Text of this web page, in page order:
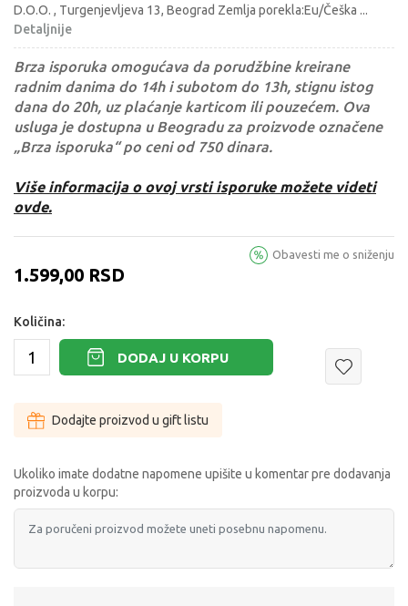
D.O.O. , Turgenjevljeva 13, Beograd Zemlja porekla:Eu/Češka ...
Detaljnije
Brza isporuka omogućava da porudžbine kreirane
radnim danima do 14h i subotom do 13h, stignu istog
dana do 20h, uz plaćanje karticom ili pouzećem. Ova
usluga je dostupna u Beogradu za proizvode označene
„Brza isporuka“ po ceni od 750 dinara.
Više informacija o ovoj vrsti isporuke možete videti
ovde.
1.599,00 RSD
Obavesti me o sniženju
Količina:
DODAJ U KORPU
Dodajte proizvod u gift listu
Ukoliko imate dodatne napomene upišite u komentar pre dodavanja
proizvoda u korpu: